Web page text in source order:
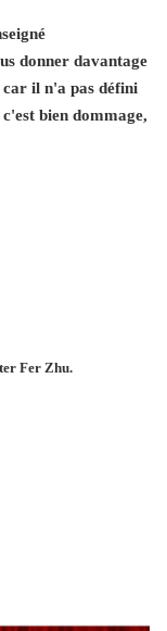
donner davantage
il n'a pas défini
bien dommage,
Fer Zhu.